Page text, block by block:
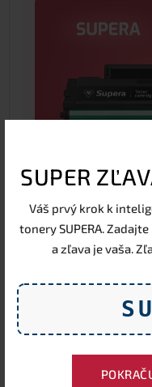
SUPER
Váš prvý krok k
tonery SUPERA.
a zľava je vaša.
nákladov. Na
tonery sú
rozumný